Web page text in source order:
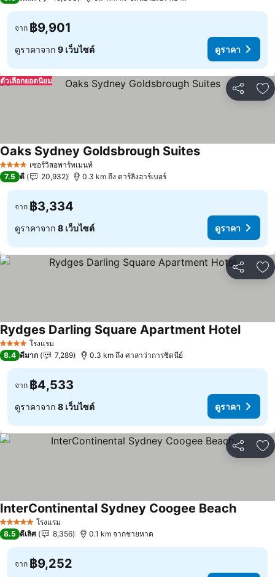
จาก ฿9,901
ดูราคาจาก 9 เว็บไซต์ ดูราคา
แชร์ เ
ตัวเลือกยอดนิยม
4 ดาว เซอร์วิสอพาร์ทเมนท์
Oaks Sydney Goldsbrough Suites
7.5 ดี 20,932 0.3 km ถึง ดาร์ลิงฮาร์เบอร์
จาก ฿3,334
ดูราคาจาก 8 เว็บไซต์ ดูราคา
แชร์ เ
4 ดาว โรงแรม
Rydges Darling Square Apartment Hotel
8.4 ดีมาก 7,289 0.3 km ถึง ศาลาว่าการซิดนีย์
จาก ฿4,533
ดูราคาจาก 8 เว็บไซต์ ดูราคา
แชร์ เ
5 ดาว โรงแรม
InterContinental Sydney Coogee Beach
8.5 ดีเลิศ 8,356 0.1 km จากชายหาด
จาก ฿9,252